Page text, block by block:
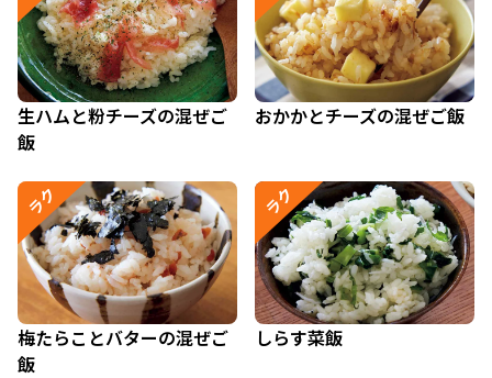
生ハムと粉チーズの混ぜご
飯
おかかとチーズの混ぜご飯
ラク
梅たらことバターの混ぜご
飯
ラク
しらす菜飯